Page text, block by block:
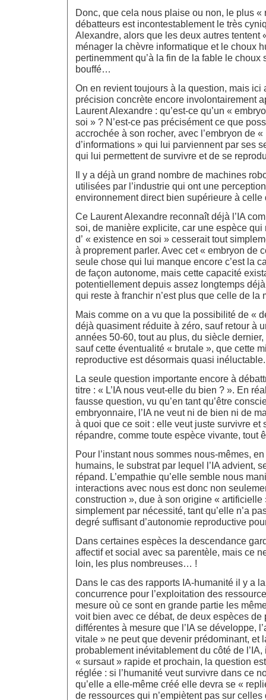
Donc, que cela nous plaise ou non, le plus «
débatteurs est incontestablement le très
Alexandre, alors que les deux autres tentent
ménager la chèvre informatique et le choux
pertinemment qu’à la fin de la fable le choux
bouffé…
On en revient toujours à la question, mais ici
précision concrète encore involontairement
Laurent Alexandre : qu’est-ce qu’un «
soi » ? N’est-ce pas précisément ce que
accrochée à son rocher, avec l’embryon de «
d’informations » qui lui parviennent par ses
qui lui permettent de survivre et de se
Il y a déjà un grand nombre de machines
utilisées par l’industrie qui ont une
environnement direct bien supérieure à celle
Ce Laurent Alexandre reconnaît déjà l’IA
soi, de manière explicite, car une espèce qui
d’ « existence en soi » cesserait tout
à proprement parler. Avec cet « embryon de
seule chose qui lui manque encore c’est la
de façon autonome, mais cette capacité
potentiellement depuis assez longtemps
qui reste à franchir n’est plus que celle de la
Mais comme on a vu que la possibilité de «
déjà quasiment réduite à zéro, sauf retour à
années 50-60, tout au plus, du siècle
sauf cette éventualité « brutale », que cette
reproductive est désormais quasi inéluctable.
La seule question importante encore à
titre : « L’IA nous veut-elle du bien ? ». En
fausse question, vu qu’en tant qu’être
embryonnaire, l’IA ne veut ni de bien ni de
à quoi que ce soit : elle veut juste survivre et
répandre, comme toute espèce vivante, tout
Pour l’instant nous sommes nous-mêmes, en
humains, le substrat par lequel l’IA advient,
répand. L’empathie qu’elle semble nous
interactions avec nous est donc non
construction », due à son origine « artificielle
simplement par nécessité, tant qu’elle n’a
degré suffisant d’autonomie reproductive
Dans certaines espèces la descendance
affectif et social avec sa parentèle, mais ce
loin, les plus nombreuses… !
Dans le cas des rapports IA-humanité il y a
concurrence pour l’exploitation des
mesure où ce sont en grande partie les
voit bien avec ce débat, de deux espèces de
différentes à mesure que l’IA se développe,
vitale » ne peut que devenir prédominant, et
probablement inévitablement du côté de l’IA,
« sursaut » rapide et prochain, la question
réglée : si l’humanité veut survivre dans ce
qu’elle a elle-même créé elle devra se «
de ressources qui n’empiètent pas sur celles